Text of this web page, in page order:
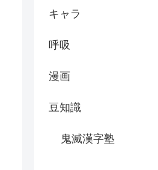
キャラ
呼吸
漫画
豆知識
鬼滅漢字塾